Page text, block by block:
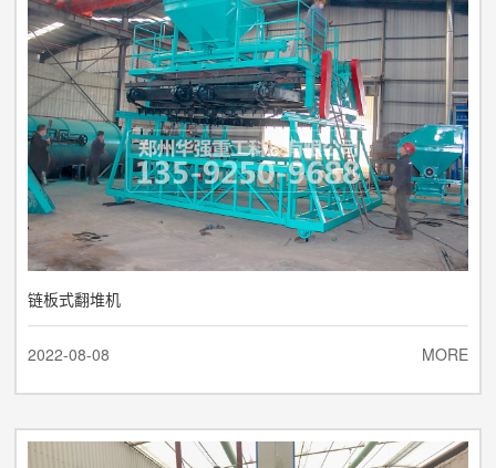
链板式翻堆机
2022-08-08 MORE